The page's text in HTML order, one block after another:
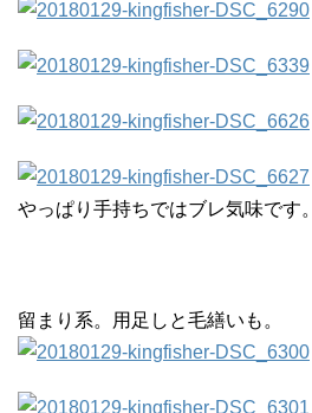
やっぱり手持ちではブレ気味です。
留まり系。用足しと毛繕いも。